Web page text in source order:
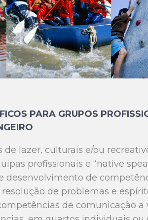
PARA GRUPOS
de lazer, culturais e/ou
profissionais e “native
desenvolvimento de
de problemas e
de comunicação a